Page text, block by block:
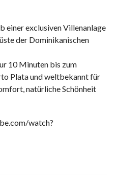
einer exclusiven Villenanlage
der Dominikanischen
10 Minuten bis zum
Plata und weltbekannt für
natürliche Schönheit
watch?